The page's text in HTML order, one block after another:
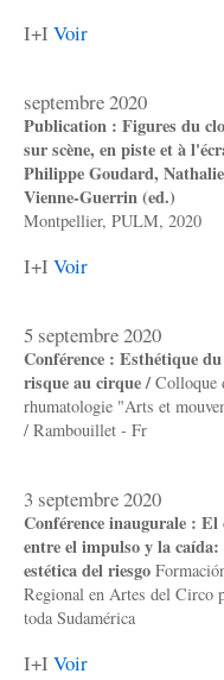
I+I Voir
septembre 2020
Publication : Figures du
sur scène, en piste et à
Philippe Goudard, Nathalie
Vienne-Guerrin (ed.)
Montpellier, PULM, 2020
I+I Voir
5 septembre 2020
Conférence : Esthétique du
risque au cirque /Colloque
rhumatologie "Arts et
/ Rambouillet - Fr
3 septembre 2020
Conférence inaugurale : El
entre el impulso y la caída:
estética del riesgo
Regional en Artes del Circo
toda Sudamérica
I+I Voir